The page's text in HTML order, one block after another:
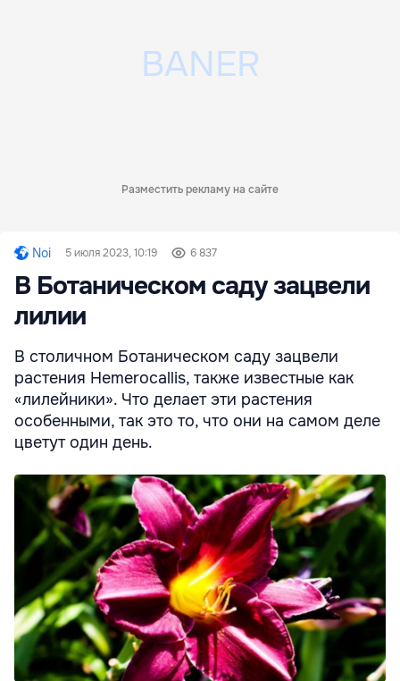
Разместить рекламу на сайте
Noi 5 июля 2023, 10:19 6 837
В Ботаническом саду зацвели
лилии
В столичном Ботаническом саду зацвели
растения Hemerocallis, также известные как
«лилейники». Что делает эти растения
особенными, так это то, что они на самом деле
цветут один день.